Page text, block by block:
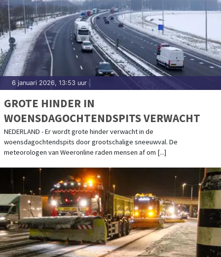
6 januari 2026, 13:53 uur
GROTE HINDER IN
WOENSDAGOCHTENDSPITS VERWACHT
NEDERLAND - Er wordt grote hinder verwacht in de
woensdagochtendspits door grootschalige sneeuwval. De
meteorologen van Weeronline raden mensen af om [...]